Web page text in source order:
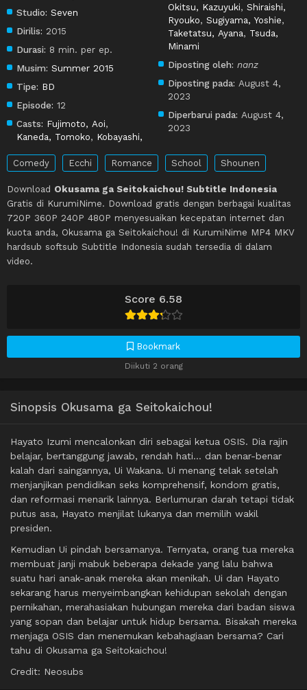
Score 6.58
Bookmark
Diikuti 2 orang
Studio: Seven
Dirilis: 2015
Durasi: 8 min. per ep.
Musim: Summer 2015
Tipe: BD
Episode: 12
Casts: Fujimoto, Aoi,
Kaneda, Tomoko, Kobayashi,
Okitsu, Kazuyuki,Shiraishi,
Ryouko,Sugiyama, Yoshie,
Taketatsu, Ayana, Tsuda,
Minami
Diposting oleh: nanz
Diposting pada: August 4,
2023
Diperbarui pada: August 4,
2023
Comedy Ecchi Romance School Shounen
Download Okusama ga Seitokaichou! Subtitle Indonesia
Gratis di KurumiNime. Download gratis dengan berbagai kualitas
720P 360P 240P 480P menyesuaikan kecepatan internet dan
kuota anda, Okusama ga Seitokaichou! di KurumiNime MP4 MKV
hardsub softsub Subtitle Indonesia sudah tersedia di dalam
video.
Sinopsis Okusama ga Seitokaichou!
Hayato Izumi mencalonkan diri sebagai ketua OSIS. Dia rajin
belajar, bertanggung jawab, rendah hati… dan benar-benar
kalah dari saingannya, Ui Wakana. Ui menang telak setelah
menjanjikan pendidikan seks komprehensif, kondom gratis,
dan reformasi menarik lainnya. Berlumuran darah tetapi tidak
putus asa, Hayato menjilat lukanya dan memilih wakil
presiden.
Kemudian Ui pindah bersamanya. Ternyata, orang tua mereka
membuat janji mabuk beberapa dekade yang lalu bahwa
suatu hari anak-anak mereka akan menikah. Ui dan Hayato
sekarang harus menyeimbangkan kehidupan sekolah dengan
pernikahan, merahasiakan hubungan mereka dari badan siswa
yang sopan dan belajar untuk hidup bersama. Bisakah mereka
menjaga OSIS dan menemukan kebahagiaan bersama? Cari
tahu di Okusama ga Seitokaichou!
Credit: Neosubs